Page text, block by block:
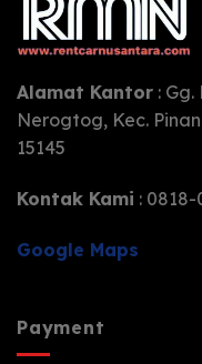
Alamat Kantor : Gg.
Nerogtog, Kec.
15145
Kontak Kami :
Google Maps
Payment